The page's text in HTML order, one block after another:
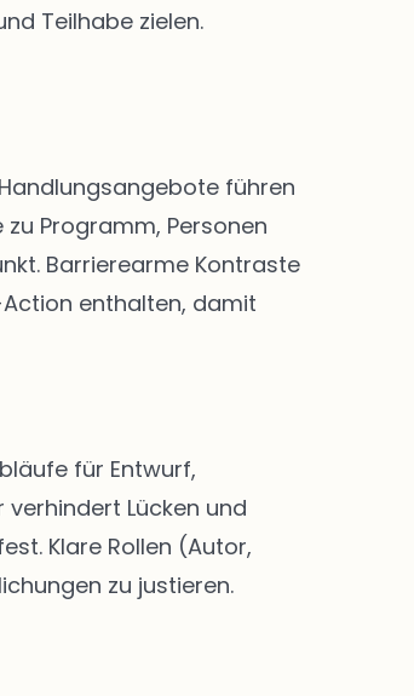
Teilhabe zielen.
führen
Programm, Personen
Barrierearme Kontraste
enthalten, damit
für Entwurf,
Lücken und
Klare Rollen (Autor,
zu justieren.